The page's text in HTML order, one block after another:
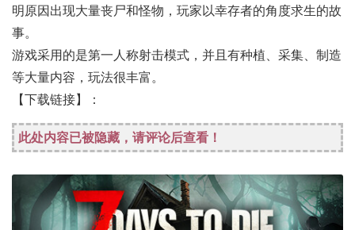
明原因出现大量丧尸和怪物，玩家以幸存者的角度求生的故
事。
游戏采用的是第一人称射击模式，并且有种植、采集、制造
等大量内容，玩法很丰富。
【下载链接】：
此处内容已被隐藏，请评论后查看！